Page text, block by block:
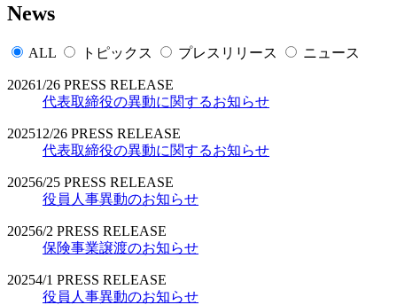
News
ALL トピックス プレスリリース ニュース
20261/26 PRESS RELEASE
代表取締役の異動に関するお知らせ
202512/26 PRESS RELEASE
代表取締役の異動に関するお知らせ
20256/25 PRESS RELEASE
役員人事異動のお知らせ
20256/2 PRESS RELEASE
保険事業譲渡のお知らせ
20254/1 PRESS RELEASE
役員人事異動のお知らせ